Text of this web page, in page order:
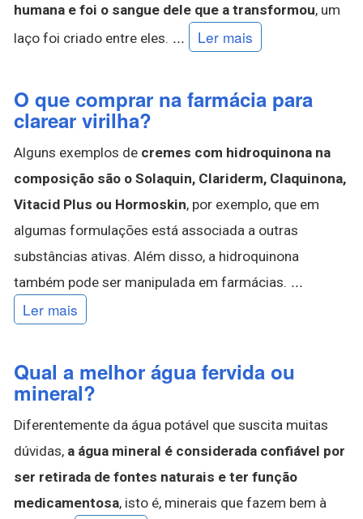
humana e foi o sangue dele que a transformou, um
laço foi criado entre eles. ... Ler mais
O que comprar na farmácia para
clarear virilha?
Alguns exemplos de cremes com hidroquinona na
composição são o Solaquin, Clariderm, Claquinona,
Vitacid Plus ou Hormoskin, por exemplo, que em
algumas formulações está associada a outras
substâncias ativas. Além disso, a hidroquinona
também pode ser manipulada em farmácias. ...
Ler mais
Qual a melhor água fervida ou
mineral?
Diferentemente da água potável que suscita muitas
dúvidas, a água mineral é considerada confiável por
ser retirada de fontes naturais e ter função
medicamentosa, isto é, minerais que fazem bem à